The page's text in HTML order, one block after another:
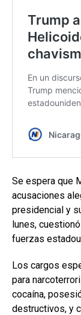
Se espera que
acusaciones
presidencial y
lunes,
fuerzas
Los cargos
para
cocaína,
destructivos, y